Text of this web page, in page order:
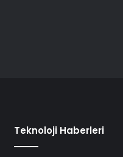
Teknoloji Haberleri